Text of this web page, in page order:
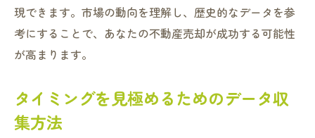
現できます。市場の動向を理解し、歴史的なデータを参
考にすることで、あなたの不動産売却が成功する可能性
が高まります。
タイミングを見極めるためのデータ収
集方法